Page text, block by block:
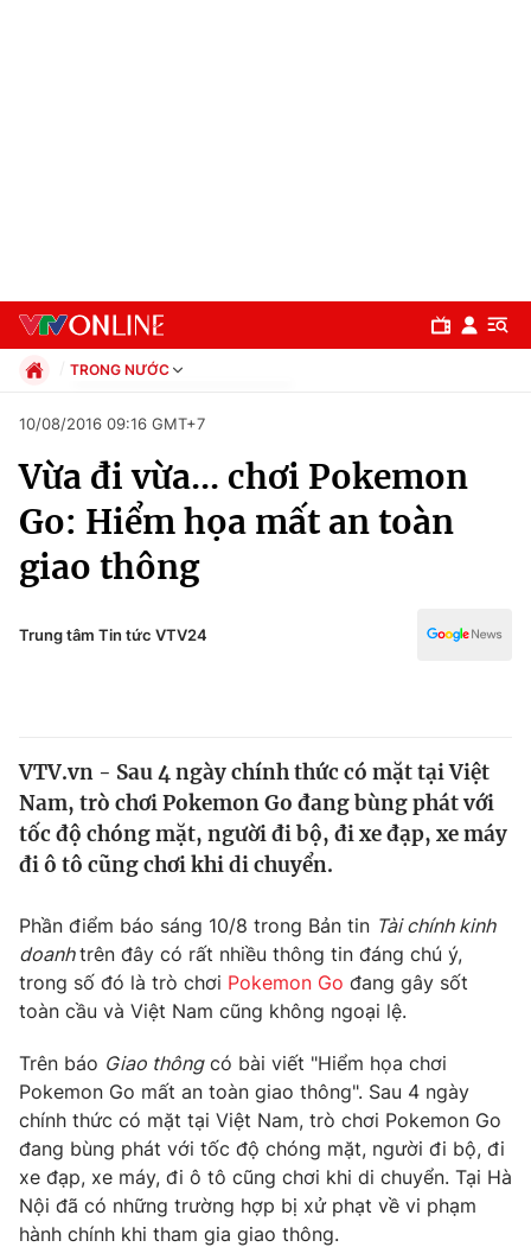
Chuyên mục
Chính trị
Thế giới
Tin tức
Thế giới đó đây
Câu chuyện quốc tế
Tài chính
Thị trường
Góc doanh nghiệp
Dữ liệu và đời sống
Truyền hình
Phim VTV
Hậu trường
Nhân vật
Khán giả
Giải trí
Điện ảnh
Âm nhạc
Sao
Đời sống
Du lịch
Giáo dục
TRONG NƯỚC
Xã hội
Pháp luật
Kinh tế
Thể thao
Truyền hình
Văn hóa - Giải trí
10/08/2016 09:16 GMT+7
Vừa đi vừa... chơi Pokemon
Go: Hiểm họa mất an toàn
giao thông
Trung tâm Tin tức VTV24
VTV.vn - Sau 4 ngày chính thức có mặt tại Việt
Nam, trò chơi Pokemon Go đang bùng phát với
tốc độ chóng mặt, người đi bộ, đi xe đạp, xe máy
đi ô tô cũng chơi khi di chuyển.
Phần điểm báo sáng 10/8 trong Bản tin Tài chính kinh
doanhtrên đây có rất nhiều thông tin đáng chú ý,
trong số đó là trò chơi Pokemon Go đang gây sốt
toàn cầu và Việt Nam cũng không ngoại lệ.
Trên báo Giao thôngcó bài viết "Hiểm họa chơi
Pokemon Go mất an toàn giao thông". Sau 4 ngày
chính thức có mặt tại Việt Nam, trò chơi Pokemon Go
đang bùng phát với tốc độ chóng mặt, người đi bộ, đi
xe đạp, xe máy, đi ô tô cũng chơi khi di chuyển. Tại Hà
Nội đã có những trường hợp bị xử phạt về vi phạm
hành chính khi tham gia giao thông.